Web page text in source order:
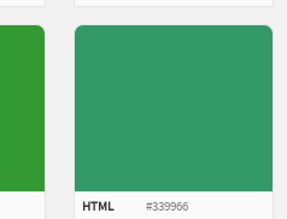
HTML
#339966